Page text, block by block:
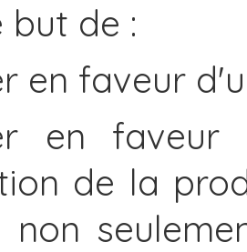
but de :
en faveur
en faveur
de la
non